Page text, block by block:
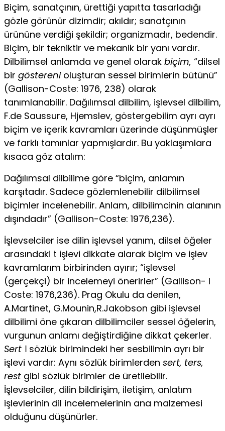
Biçim, sanatçının, ürettiği yapıtta tasarladığı
gözle görü­nür dizimdir; akıldır; sanatçının
ürününe verdiği şekildir; or­ganizmadır, bedendir.
Biçim, bir tekniktir ve mekanik bir ya­nı vardır.
Dilbilimsel anlamda ve genel olarak biçim, “dilsel
bir gösterenioluşturan sessel birimlerin bütünü”
(Gallison-Coste: 1976, 238) olarak
tanımlanabilir. Dağılımsal dilbilim, işlevsel dilbilim,
F.de Saussure, Hjemslev, göstergebilim ayrı ayrı
biçim ve içerik kavramları üzerinde düşünmüşler
ve farklı tamınlar yapmışlardır. Bu yaklaşımlara
kısaca göz atalım:
Dağılımsal dilbilime göre “biçim, anlamın
karşıtadır. Sadece gözlemlenebilir dilbilimsel
biçimler incelenebilir. Anlam, dilbilimcinin alanının
dışındadır” (Gallison-Coste: 1976,236).
İşlevselciler ise dilin işlevsel yanım, dilsel öğeler
arasındaki t işlevi dikkate alarak biçim ve işlev
kavramlarım birbirinden ayırır; “işlevsel
(gerçekçi) bir incelemeyi önerirler” (Gallison- I
Coste: 1976,236). Prag Okulu da denilen,
A.Martinet, G.Mounin,R.Jakobson gibi işlevsel
dilbilimi öne çıkaran dilbilimciler sessel öğelerin,
vurgunun anlamı değiştirdiğine dikkat çekerler.
Sert । sözlük birimindeki her sesbilimin ayrı bir
işlevi vardır: Aynı sözlük birimlerden sert, ters,
rest gibi sözlük birimler de üreti­lebilir.
İşlevselciler, dilin bildirişim, iletişim, anlatım
işlevlerinin dil incelemelerinin ana malzemesi
olduğunu düşünürler.